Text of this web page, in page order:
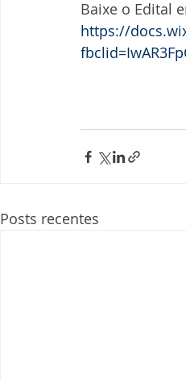
Baixe o Edital
https://
Posts recentes